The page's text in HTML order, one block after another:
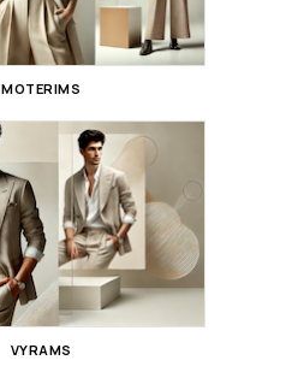
MOTERIMS
VYRAMS